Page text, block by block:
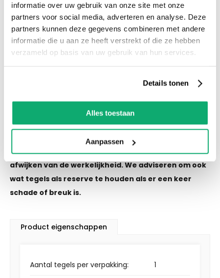
informatie over uw gebruik van onze site met onze
partners voor social media, adverteren en analyse. Deze
partners kunnen deze gegevens combineren met andere
informatie die u aan ze heeft verstrekt of die ze hebben
verzameld op basis van uw gebruik van hun services.
Details tonen
Alles toestaan
Aanpassen
Productspecificaties
Let op! Over gebleven tegels mogen niet retour!
De kleur van de tegel op de afbeelding kan altijd
iets afwijken van de werkelijkheid. We adviseren
Eigenschappen
Let op! Over gebleven tegels mogen niet retour! De
kleur van de tegel op de afbeelding kan altijd iets
afwijken van de werkelijkheid. We adviseren om ook
wat tegels als reserve te houden als er een keer
schade of breuk is.
Product eigenschappen
Aantal tegels per verpakking: 1